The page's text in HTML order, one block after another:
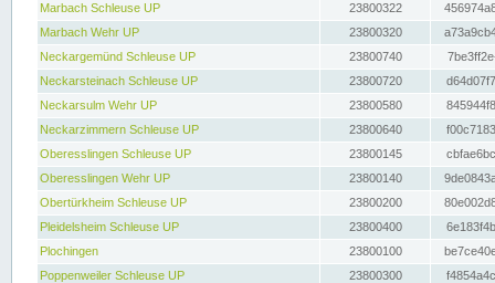
Marbach Schleuse UP
23800322
Marbach Wehr UP
23800320
Neckargemünd Schleuse UP
23800740
Neckarsteinach Schleuse UP
23800720
Neckarsulm Wehr UP
23800580
Neckarzimmern Schleuse UP
23800640
Oberesslingen Schleuse UP
23800145
Oberesslingen Wehr UP
23800140
Obertürkheim Schleuse UP
23800200
Pleidelsheim Schleuse UP
23800400
Plochingen
23800100
Poppenweiler Schleuse UP
23800300